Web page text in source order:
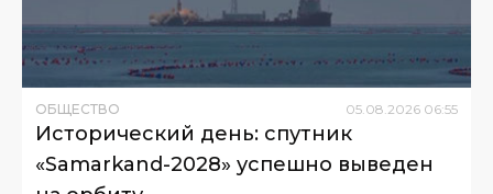
ОБЩЕСТВО 05 08 2026 06:55
Исторический день: спутник
«Samarkand-2028» успешно выведен